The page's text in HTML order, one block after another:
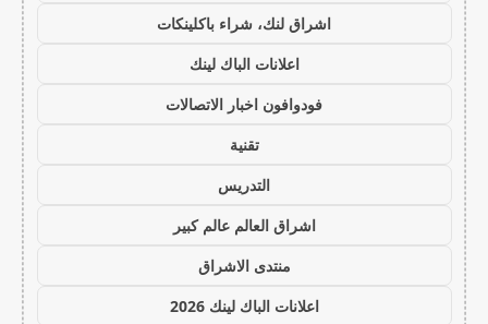
اشراق لنك، شراء باكلينكات
اعلانات الباك لينك
فودوافون اخبار الاتصالات
تقنية
التدريس
اشراق العالم عالم كبير
منتدى الاشراق
اعلانات الباك لينك 2026